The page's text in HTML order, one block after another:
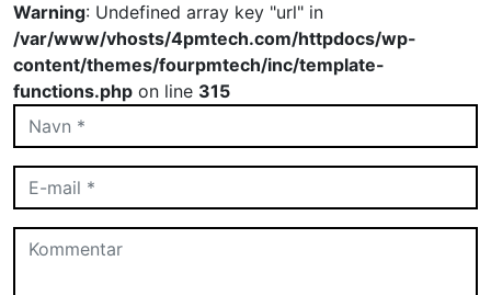
Warning: Undefined array key "url" in
/var/www/vhosts/4pmtech.com/httpdocs/wp-
content/themes/fourpmtech/inc/template-
functions.php on line 315